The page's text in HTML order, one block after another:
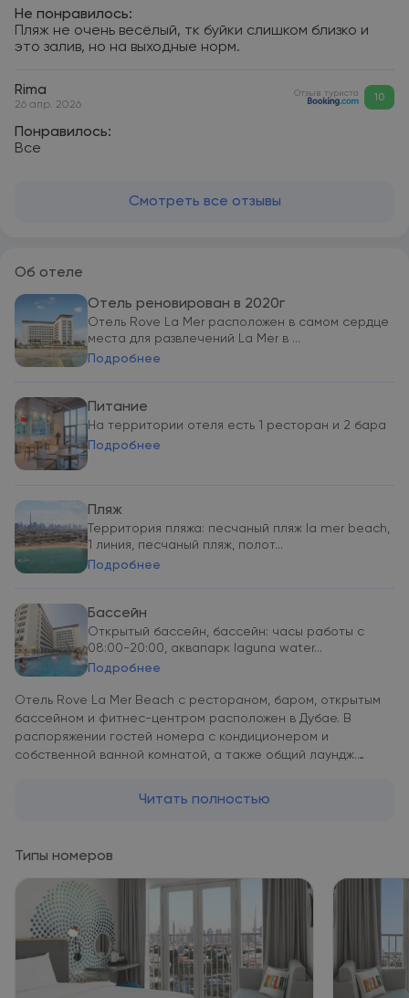
Не понравилось:
Пляж не очень весёлый, тк буйки слишком близко и
это залив, но на выходные норм.
Rima
26 апр. 2026
Отзыв туриста 10
Понравилось:
Все
Смотреть все отзывы
Об отеле
Отель реновирован в 2020г
Отель Rove La Mer расположен в самом сердце
места для развлечений La Mer в ...
Подробнее
Питание
На территории отеля есть 1 ресторан и 2 бара
Подробнее
Пляж
Территория пляжа: песчаный пляж la mer beach,
1 линия, песчаный пляж, полот...
Подробнее
Бассейн
Открытый бассейн, бассейн: часы работы с
08:00-20:00, аквапарк laguna water...
Подробнее
Отель Rove La Mer Beach с рестораном, баром, открытым
бассейном и фитнес-центром расположен в Дубае. В
распоряжении гостей номера с кондиционером и
собственной ванной комнатой, а также общий лаундж.
Осуществляется доставка еды и напитков в номер. В отеле
обустроена терраса. В отеле Rove La Mer Beach можно
поиграть в настольный теннис. Неподалеку расположены
такие достопримечательности, как пляж Ла-Мер, торговый
центр Dubai и фонтан «Дубай». Расстояние от отеля Rove
La Mer Beach до международного аэропорта Дубай
составляет 11 км. Отель La Mer — это сочетание пляжного
отдыха и городской жизни. Отель расположен в самом
сердце одного из самых популярных районов Дубая для
Читать полностью
Типы номеров